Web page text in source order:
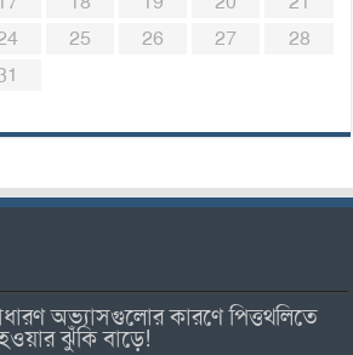
25 26 27
28
অভ্যাসগুলোর কারণে পিত্তথলিতে
ঝুঁকি বাড়ে!